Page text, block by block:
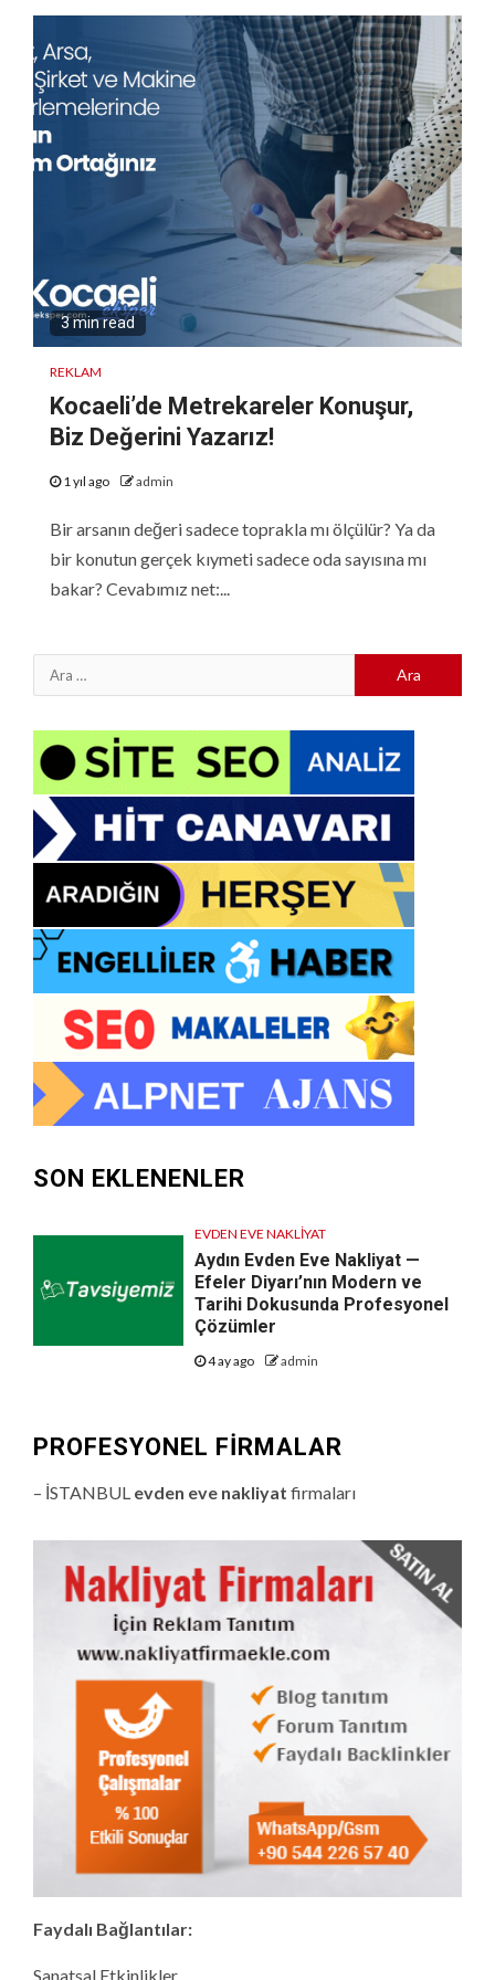
3 min read
REKLAM
Kocaeli’de Metrekareler Konuşur,
Biz Değerini Yazarız!
1 yıl ago admin
Bir arsanın değeri sadece toprakla mı ölçülür? Ya da
bir konutun gerçek kıymeti sadece oda sayısına mı
bakar? Cevabımız net:...
Arama:
SON EKLENENLER
EVDEN EVE NAKLIYAT
Aydın Evden Eve Nakliyat —
Efeler Diyarı’nın Modern ve
Tarihi Dokusunda Profesyonel
Çözümler
4 ay ago admin
PROFESYONEL FIRMALAR
– İSTANBUL evden eve nakliyat firmaları
Faydalı Bağlantılar:
Sanatsal Etkinlikler